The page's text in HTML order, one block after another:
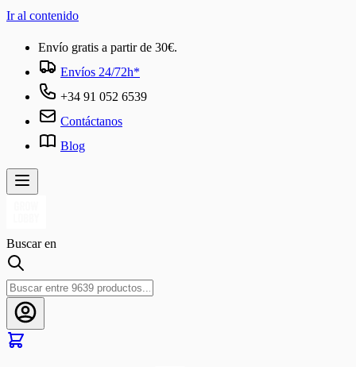
Ir al contenido
Envío gratis a partir de 30€.
Envíos 24/72h*
+34 91 052 6539
Contáctanos
Blog
Buscar en